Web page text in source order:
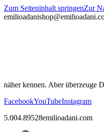
Zum Seiteninhalt springenZur
emilioadani
näher kennen. Aber überzeuge
FacebookYouTubeInstagram
5.004.89528emilioadani.com